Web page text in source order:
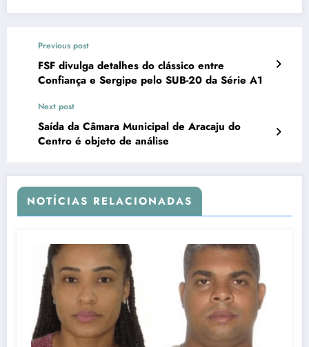
Previous post
FSF divulga detalhes do clássico entre
Confiança e Sergipe pelo SUB-20 da Série A1
Next post
Saída da Câmara Municipal de Aracaju do
Centro é objeto de análise
NOTÍCIAS RELACIONADAS